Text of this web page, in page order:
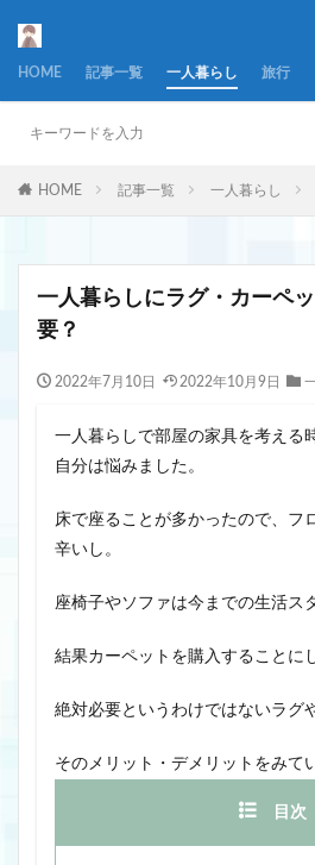
HOME 記事一覧 一人暮らし 旅行
HOME 記事一覧 一人暮らし
一人暮らしにラグ・カーペ
要？
2022年7月10日 2022年10月9日
一人暮らしで部屋の家具を考える
自分は悩みました。
床で座ることが多かったので、フ
辛いし。
座椅子やソファは今までの生活ス
結果カーペットを購入することに
絶対必要というわけではないラグ
そのメリット・デメリットをみて
目次